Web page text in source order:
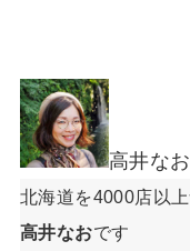
高井なお
北海道を4000店以
高井なおです